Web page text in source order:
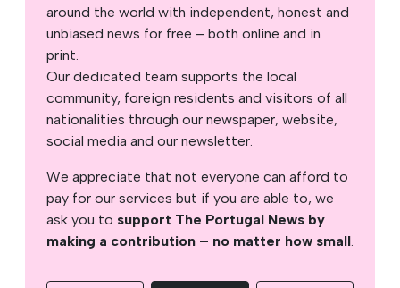
around the world with independent, honest and
unbiased news for free – both online and in
print.
Our dedicated team supports the local
community, foreign residents and visitors of all
nationalities through our newspaper, website,
social media and our newsletter.
We appreciate that not everyone can afford to
pay for our services but if you are able to, we
ask you to support The Portugal News by
making a contribution – no matter how small.